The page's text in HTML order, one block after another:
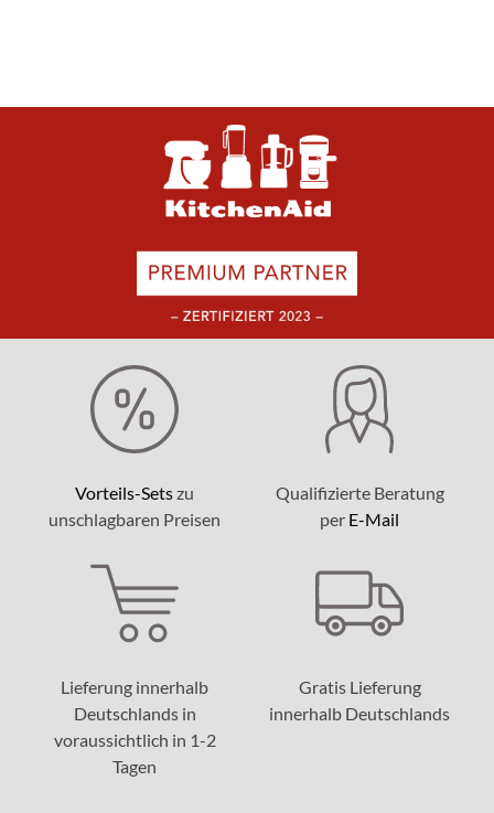
Vorteils-Setszu
unschlagbaren Preisen
Qualifizierte Beratung
per E-Mail
Lieferung innerhalb
Deutschlands in
voraussichtlich in 1-2
Tagen
Gratis Lieferung
innerhalb Deutschlands